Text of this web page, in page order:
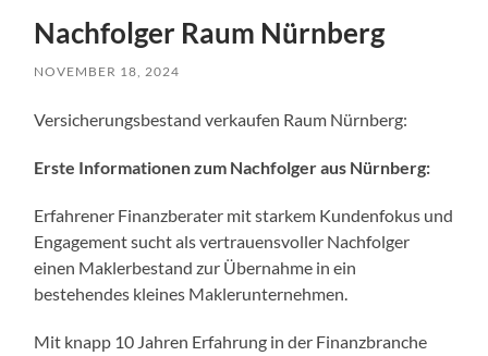
Nachfolger Raum Nürnberg
NOVEMBER 18, 2024
Versicherungsbestand verkaufen Raum Nürnberg:
Erste Informationen zum Nachfolger aus Nürnberg:
Erfahrener Finanzberater mit starkem Kundenfokus und
Engagement sucht als vertrauensvoller Nachfolger
einen Maklerbestand zur Übernahme in ein
bestehendes kleines Maklerunternehmen.
Mit knapp 10 Jahren Erfahrung in der Finanzbranche